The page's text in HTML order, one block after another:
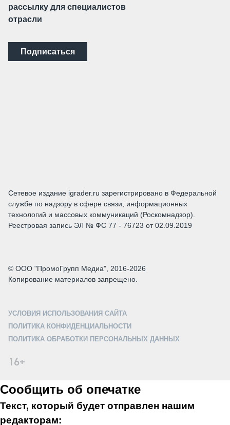
рассылку для специалистов
отрасли
Подписаться
Сетевое издание igrader.ru зарегистрировано в Федеральной
службе по надзору в сфере связи, информационных
технологий и массовых коммуникаций (Роскомнадзор).
Реестровая запись ЭЛ № ФС 77 - 76723 от 02.09.2019
© ООО "ПромоГрупп Медиа", 2016-2026
Копирование материалов запрещено.
УСЛОВИЯ ИСПОЛЬЗОВАНИЯ САЙТА
ПОЛИТИКА КОНФИДЕНЦИАЛЬНОСТИ
ПОЛИТИКА ОБРАБОТКИ ПЕРСОНАЛЬНЫХ ДАННЫХ
16+
Сообщить об опечатке
Текст, который будет отправлен нашим
редакторам: